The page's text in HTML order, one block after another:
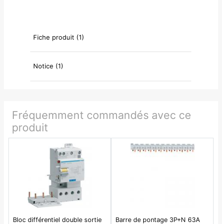
Fiche produit (1)
Notice (1)
Fréquemment commandés avec ce
produit
Bloc différentiel double sortie
Barre de pontage 3P+N 63A